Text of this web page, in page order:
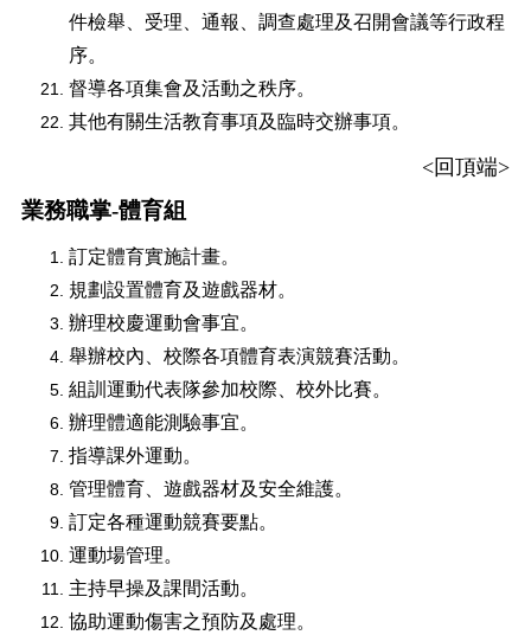
件檢舉、受理、通報、調查處理及召開會議等行政程
序。
督導各項集會及活動之秩序。
其他有關生活教育事項及臨時交辦事項。
<回頂端>
業務職掌-體育組
訂定體育實施計畫。
規劃設置體育及遊戲器材。
辦理校慶運動會事宜。
舉辦校內、校際各項體育表演競賽活動。
組訓運動代表隊參加校際、校外比賽。
辦理體適能測驗事宜。
指導課外運動。
管理體育、遊戲器材及安全維護。
訂定各種運動競賽要點。
運動場管理。
主持早操及課間活動。
協助運動傷害之預防及處理。